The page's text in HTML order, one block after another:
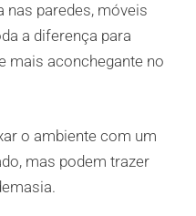
nas paredes, móveis
a diferença para
mais aconchegante no
o ambiente com um
mas podem trazer